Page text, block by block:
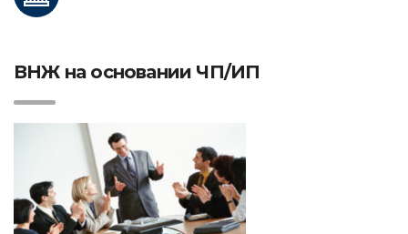
ВНЖ на основании ЧП/ИП